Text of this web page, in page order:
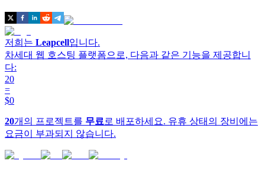
저희는 Leapcell입니다.
차세대 웹 호스팅 플랫폼으로, 다음과 같은 기능을 제공합니
다:
20
=
$0
20개의 프로젝트를 무료 로 배포하세요. 유휴 상태의 장비에는
요금이 부과되지 않습니다.